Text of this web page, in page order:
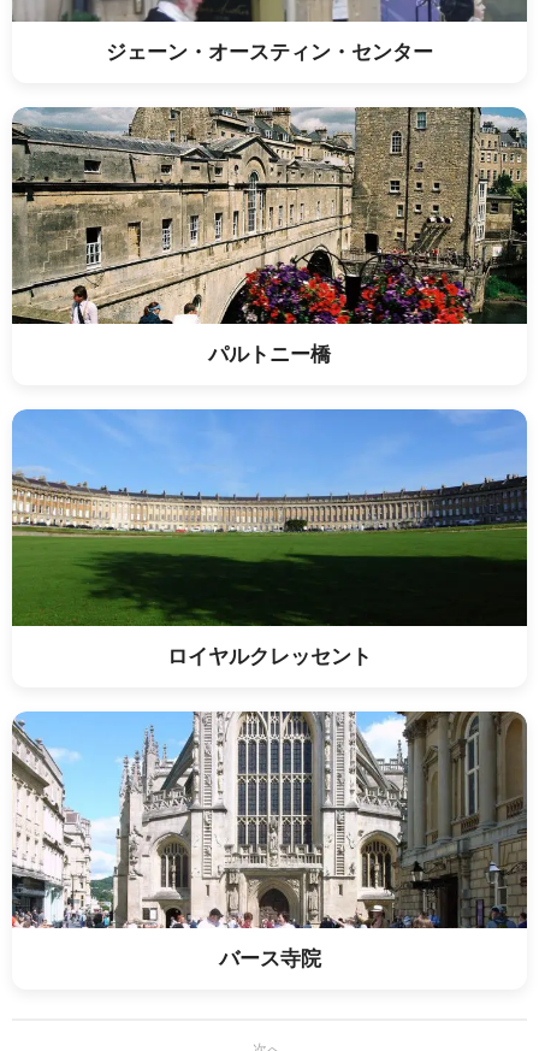
ジェーン・オースティン・センター
パルトニー橋
ロイヤルクレッセント
バース寺院